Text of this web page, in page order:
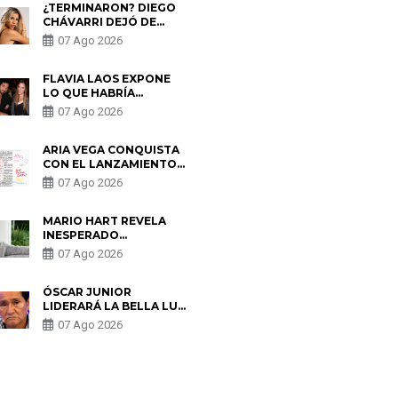
¿TERMINARON? DIEGO
CHÁVARRI DEJÓ DE
SEGUIR A GABRIELA
HERRERA Y ANUNCIA SU
07 Ago 2026
FLAVIA LAOS EXPONE
LO QUE HABRÍA
BUSCADO PABLO
HEREDIA CON ALE
PARTES QUERÍA EL
REMEMBER”
07 Ago 2026
ARIA VEGA CONQUISTA
CON EL LANZAMIENTO
DE “TOTOTO (+4)”
07 Ago 2026
MARIO HART REVELA
INESPERADO
PROBLEMA DE SALUD
ANTES DE SEPARARSE
ENCONTRARON UN
TUMOR”
07 Ago 2026
ÓSCAR JUNIOR
LIDERARÁ LA BELLA LUZ
TRAS SALIDA DE SU
PADRE POR POLÉMICA
07 Ago 2026